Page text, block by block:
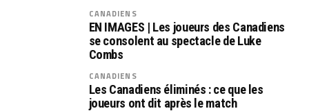
CANADIENS
EN IMAGES | Les joueurs des Canadiens
se consolent au spectacle de Luke
Combs
CANADIENS
Les Canadiens éliminés : ce que les
joueurs ont dit après le match